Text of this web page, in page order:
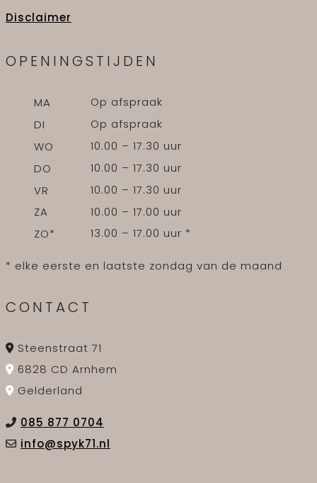
Disclaimer
OPENINGSTIJDEN
MA
Op afspraak
DI
Op afspraak
WO
10.00 – 17.30 uur
DO
10.00 – 17.30 uur
VR
10.00 – 17.30 uur
ZA
10.00 – 17.00 uur
ZO*
13.00 – 17.00 uur *
* elke eerste en laatste zondag van de maand
CONTACT
Steenstraat 71
6828 CD Arnhem
Gelderland
085 877 0704
info@spyk71.nl